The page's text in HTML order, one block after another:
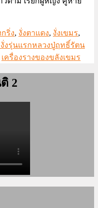
กริ่ง, งั่งตาแดง, งั่งเขมร,
งรุ่นแรกหลวงปู่ฤทธิ์รัตน
เครื่องรางของขลังเขมร
2